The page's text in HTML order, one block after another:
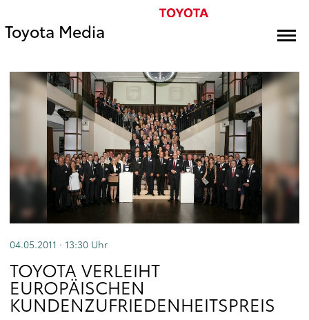
Toyota Media
04.05.2011 · 13:30 Uhr
TOYOTA VERLEIHT
EUROPÄISCHEN
KUNDENZUFRIEDENHEITSPREIS